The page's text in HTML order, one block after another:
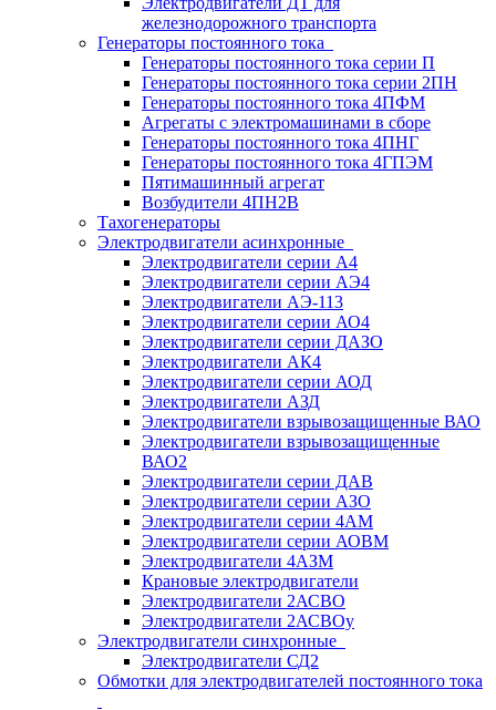
железнодорожного транспорта
Генераторы постоянного тока
Генераторы постоянного тока серии П
Генераторы постоянного тока серии 2ПН
Генераторы постоянного тока 4ПФМ
Агрегаты с электромашинами в сборе
Генераторы постоянного тока 4ПНГ
Генераторы постоянного тока 4ГПЭМ
Пятимашинный агрегат
Возбудители 4ПН2В
Тахогенераторы
Электродвигатели асинхронные
Электродвигатели серии А4
Электродвигатели серии АЭ4
Электродвигатели АЭ-113
Электродвигатели серии АО4
Электродвигатели серии ДАЗО
Электродвигатели АК4
Электродвигатели серии АОД
Электродвигатели АЗД
Электродвигатели взрывозащищенные ВАО
Электродвигатели взрывозащищенные
ВАО2
Электродвигатели серии ДАВ
Электродвигатели серии АЗО
Электродвигатели серии 4АМ
Электродвигатели серии АОВМ
Электродвигатели 4АЗМ
Крановые электродвигатели
Электродвигатели 2АСВО
Электродвигатели 2АСВОу
Электродвигатели синхронные
Электродвигатели СД2
Обмотки для электродвигателей постоянного тока